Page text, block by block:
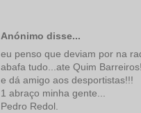
Anónimo disse...
eu penso que deviam por na
abafa tudo...ate Quim
e dá amigo aos desportistas!!!
1 abraço minha gente...
Pedro Redol.